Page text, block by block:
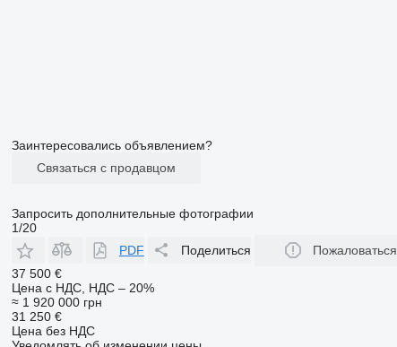
Заинтересовались объявлением?
Связаться с продавцом
Запросить дополнительные фотографии
1/20
PDF
Поделиться Пожаловаться
37 500 €
Цена с НДС, НДС – 20%
≈ 1 920 000 грн
31 250 €
Цена без НДС